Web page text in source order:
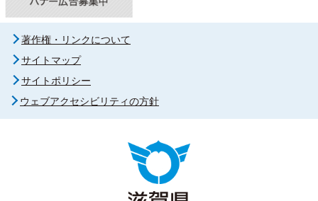
著作権・リンクについて
サイトマップ
サイトポリシー
ウェブアクセシビリティの方針